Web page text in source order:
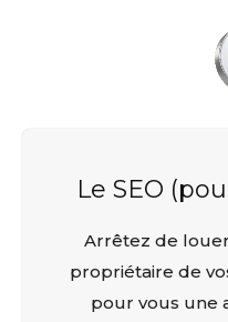
Le SEO
Arrêtez de
propriétaire de
pour vous une